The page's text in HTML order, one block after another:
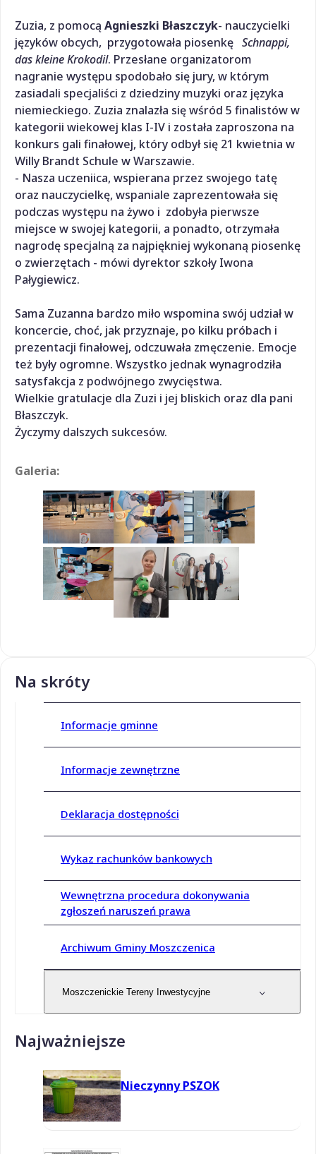
Zuzia, z pomocą Agnieszki Błaszczyk- nauczycielki
języków obcych, przygotowała piosenkę Schnappi,
das kleine Krokodil. Przesłane organizatorom
nagranie występu spodobało się jury, w którym
zasiadali specjaliści z dziedziny muzyki oraz języka
niemieckiego. Zuzia znalazła się wśród 5 finalistów w
kategorii wiekowej klas I-IV i została zaproszona na
konkurs gali finałowej, który odbył się 21 kwietnia w
Willy Brandt Schule w Warszawie.
- Nasza uczeniica, wspierana przez swojego tatę
oraz nauczycielkę, wspaniale zaprezentowała się
podczas występu na żywo i zdobyła pierwsze
miejsce w swojej kategorii, a ponadto, otrzymała
nagrodę specjalną za najpiękniej wykonaną piosenkę
o zwierzętach - mówi dyrektor szkoły Iwona
Pałygiewicz.
Sama Zuzanna bardzo miło wspomina swój udział w
koncercie, choć, jak przyznaje, po kilku próbach i
prezentacji finałowej, odczuwała zmęczenie. Emocje
też były ogromne. Wszystko jednak wynagrodziła
satysfakcja z podwójnego zwycięstwa.
Wielkie gratulacje dla Zuzi i jej bliskich oraz dla pani
Błaszczyk.
Życzymy dalszych sukcesów.
Galeria:
Na skróty
Informacje gminne
Informacje zewnętrzne
Deklaracja dostępności
Wykaz rachunków bankowych
Wewnętrzna procedura dokonywania
zgłoszeń naruszeń prawa
Archiwum Gminy Moszczenica
Moszczenickie Tereny Inwestycyjne
Najważniejsze
Nieczynny PSZOK